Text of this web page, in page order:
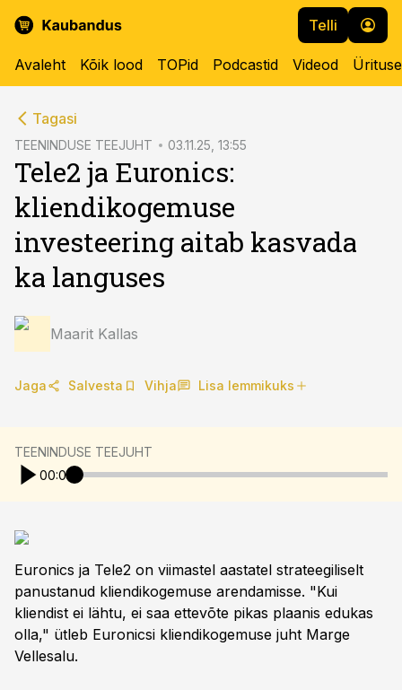
Telli
Avaleht Kõik lood TOPid Podcastid Videod
Tagasi
TEENINDUSE TEEJUHT 03.11.25, 13:55
Tele2 ja Euronics:
kliendikogemuse
investeering aitab kasvada
ka languses
Maarit Kallas
Jaga Salvesta Vihja Lisa lemmikuks
TEENINDUSE TEEJUHT
00:00
Euronics ja Tele2 on viimastel aastatel strateegiliselt
panustanud kliendikogemuse arendamisse. "Kui
kliendist ei lähtu, ei saa ettevõte pikas plaanis edukas
olla," ütleb Euronicsi kliendikogemuse juht Marge
Vellesalu.